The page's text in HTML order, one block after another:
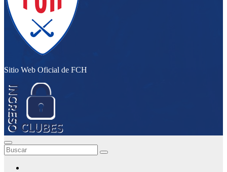
Sitio Web Oficial de FCH